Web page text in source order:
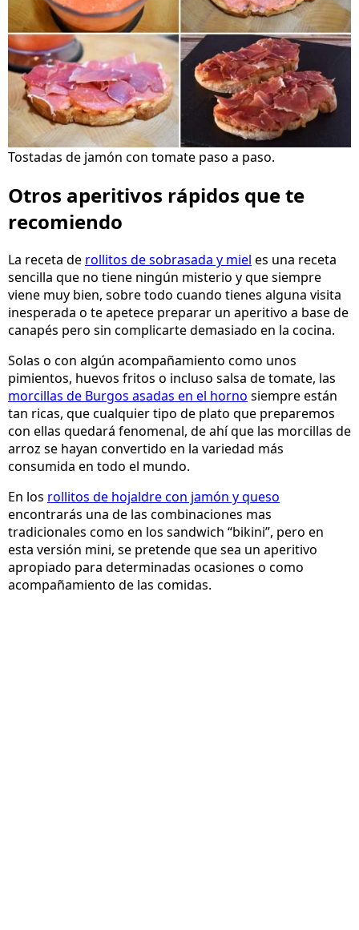
Tostadas de jamón con tomate paso a paso.
Otros aperitivos rápidos que te
recomiendo
La receta de rollitos de sobrasada y miel es una receta
sencilla que no tiene ningún misterio y que siempre
viene muy bien, sobre todo cuando tienes alguna visita
inesperada o te apetece preparar un aperitivo a base de
canapés pero sin complicarte demasiado en la cocina.
Solas o con algún acompañamiento como unos
pimientos, huevos fritos o incluso salsa de tomate, las
morcillas de Burgos asadas en el horno siempre están
tan ricas, que cualquier tipo de plato que preparemos
con ellas quedará fenomenal, de ahí que las morcillas de
arroz se hayan convertido en la variedad más
consumida en todo el mundo.
En los rollitos de hojaldre con jamón y queso
encontrarás una de las combinaciones mas
tradicionales como en los sandwich “bikini”, pero en
esta versión mini, se pretende que sea un aperitivo
apropiado para determinadas ocasiones o como
acompañamiento de las comidas.